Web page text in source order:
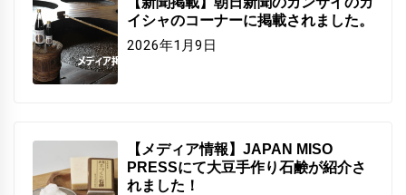
イシャのコーナーに掲載されました。
2026年1月9日
【メディア情報】JAPAN MISO
PRESSにて大豆手作り石鹸が紹介さ
れました！